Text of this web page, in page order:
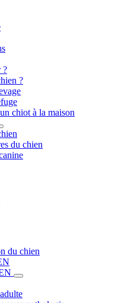
?
?
chiot à la maison
du chien
du chien